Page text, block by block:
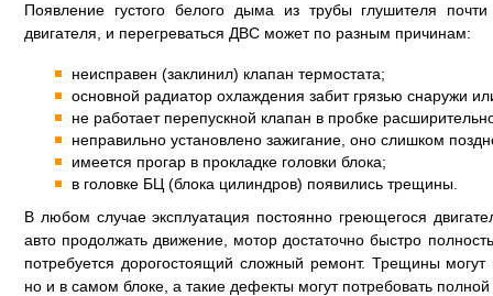
Появление густого белого дыма из трубы глушителя
двигателя, и перегреваться ДВС может по разным причинам:
неисправен (заклинил) клапан термостата;
основной радиатор охлаждения забит грязью снаружи
не работает перепускной клапан в пробке
неправильно установлено зажигание, оно слишком
имеется прогар в прокладке головки блока;
в головке БЦ (блока цилиндров) появились трещины.
В любом случае эксплуатация постоянно греющегося
авто продолжать движение, мотор достаточно быстро
потребуется дорогостоящий сложный ремонт. Трещины могут
но и в самом блоке, а такие дефекты могут потребовать